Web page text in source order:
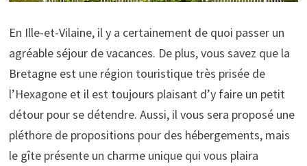
En Ille-et-Vilaine, il y a certainement de quoi passer un
agréable séjour de vacances. De plus, vous savez que la
Bretagne est une région touristique très prisée de
l’Hexagone et il est toujours plaisant d’y faire un petit
détour pour se détendre. Aussi, il vous sera proposé une
pléthore de propositions pour des hébergements, mais
le gîte présente un charme unique qui vous plaira